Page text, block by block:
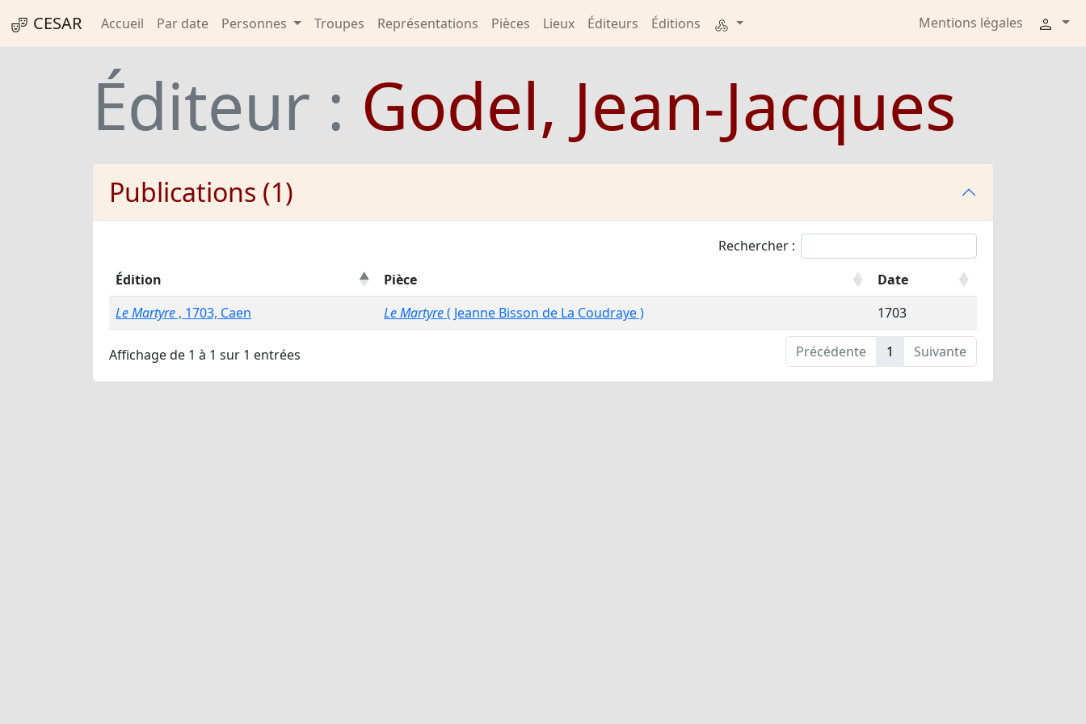
CESAR Accueil Par date Personnes Troupes Représentations Pièces Lieux Éditeurs Éditions Mentions légales
Éditeur : Godel, Jean-Jacques
Publications (1)
Rechercher :
Édition
Pièce
Date
Le Martyre , 1703, Caen Le Martyre( Jeanne Bisson de La Coudraye ) 1703
Affichage de 1 à 1 sur 1 entrées Précédente 1 Suivante